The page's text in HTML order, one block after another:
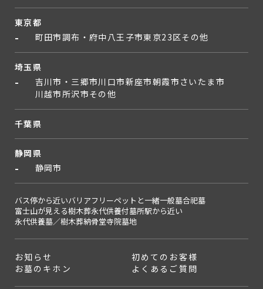
東京都
町田市調布・府中 八王子市東京23区その他
埼玉県
吉川市・三郷市川口市新座市朝霞市 さいたま市
川越市 所沢市その他
千葉県
静岡県
静岡市
バス停から近いバリアフリーペットと一緒一般墓合祀墓
富士山が見える樹木葬永代供養付墓所駅から近い
永代供養墓／樹木葬納骨堂寺院墓地
お知らせ
初めてのお客様
お墓のキホン
よくあるご質問